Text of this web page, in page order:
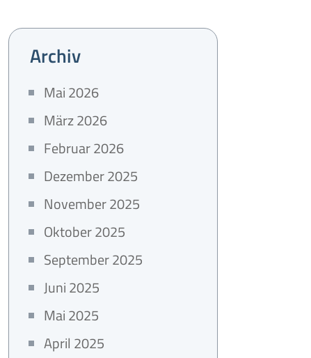
Archiv
Mai 2026
März 2026
Februar 2026
Dezember 2025
November 2025
Oktober 2025
September 2025
Juni 2025
Mai 2025
April 2025